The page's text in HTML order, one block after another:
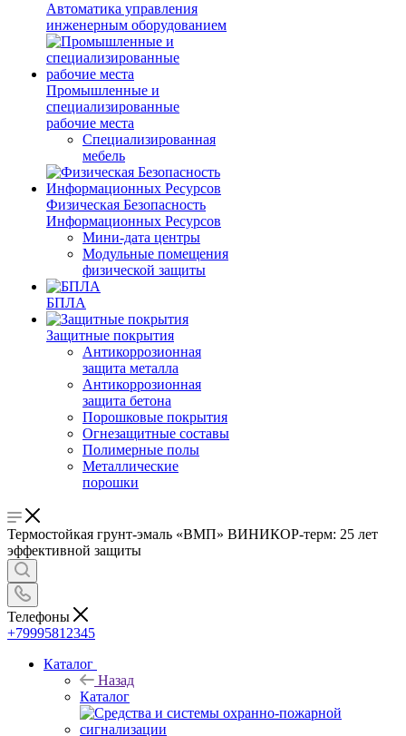
Автоматика управления
инженерным оборудованием
Промышленные и
специализированные
рабочие места
Специализированная
мебель
Физическая Безопасность
Информационных Ресурсов
Мини-дата центры
Модульные помещения
физической защиты
БПЛА
Защитные покрытия
Антикоррозионная
защита металла
Антикоррозионная
защита бетона
Порошковые покрытия
Огнезащитные составы
Полимерные полы
Металлические
порошки
Термостойкая грунт-эмаль «ВМП» ВИНИКОР-терм: 25 лет
эффективной защиты
Телефоны
+79995812345
Каталог
Назад
Каталог